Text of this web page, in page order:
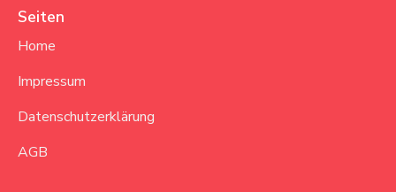
Seiten
Home
Impressum
Datenschutzerklärung
AGB